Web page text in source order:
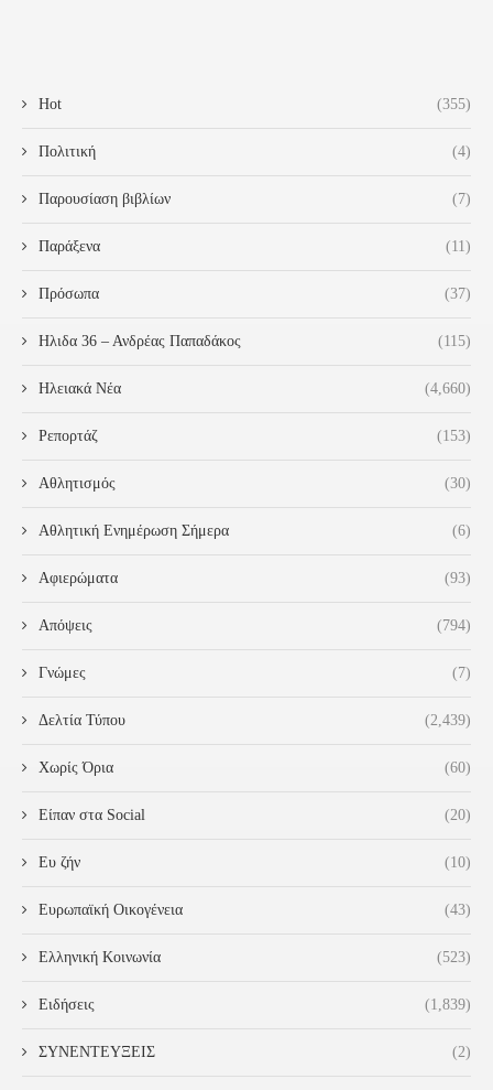
Hot (355)
Πολιτική (4)
Παρουσίαση βιβλίων (7)
Παράξενα (11)
Πρόσωπα (37)
Ηλιδα 36 – Ανδρέας Παπαδάκος (115)
Ηλειακά Νέα (4,660)
Ρεπορτάζ (153)
Αθλητισμός (30)
Αθλητική Ενημέρωση Σήμερα (6)
Αφιερώματα (93)
Απόψεις (794)
Γνώμες (7)
Δελτία Τύπου (2,439)
Χωρίς Όρια (60)
Είπαν στα Social (20)
Ευ ζήν (10)
Ευρωπαϊκή Οικογένεια (43)
Ελληνική Κοινωνία (523)
Ειδήσεις (1,839)
ΣΥΝΕΝΤΕΥΞΕΙΣ (2)